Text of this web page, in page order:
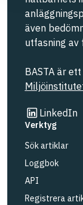
även
utfasning av
BASTA är
LinkedIn
Länk till
Verktyg
Sök artiklar
Loggbok
API
Registrera